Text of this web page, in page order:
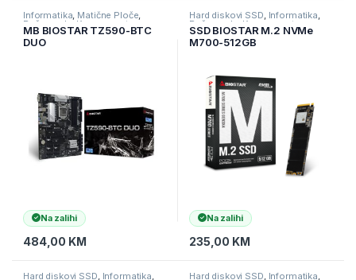
Informatika, Matične Ploče,
Računarske Komponente
MB BIOSTAR TZ590-BTC
DUO
Na zalihi
484,00 KM
Hard diskovi SSD, Informatika,
Računarske Komponente
SSD BIOSTAR M.2 NVMe
M700-512GB
Na zalihi
235,00 KM
Hard diskovi SSD, Informatika, Hard diskovi SSD, Informatika,